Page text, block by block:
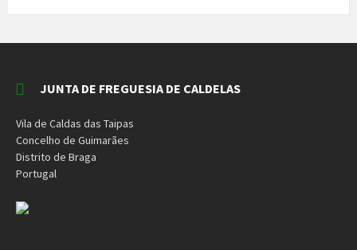
JUNTA DE FREGUESIA DE CALDELAS
Vila de Caldas das Taipas
Concelho de Guimarães
Distrito de Braga
Portugal